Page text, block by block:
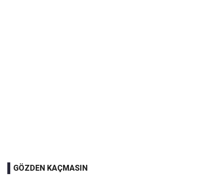
GÖZDEN KAÇMASIN